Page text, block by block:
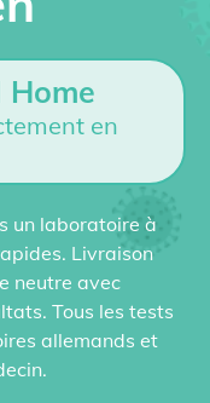
Home
en
un laboratoire à
Livraison
neutre avec
Tous les tests
allemands et